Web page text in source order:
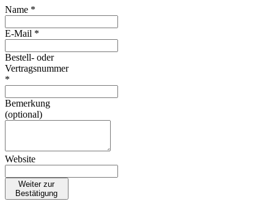
Name *
E-Mail *
Bestell- oder
Vertragsnummer
*
Bemerkung
(optional)
Website
Weiter zur
Bestätigung